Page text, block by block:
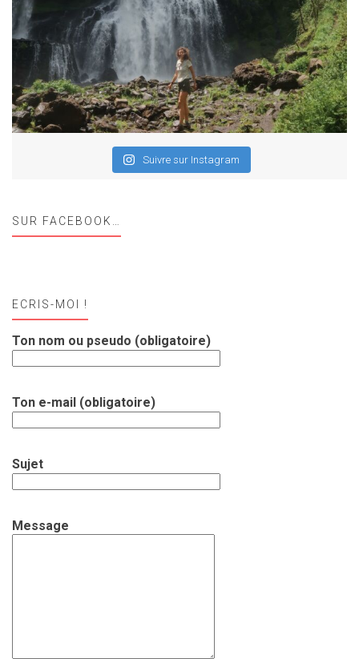
Suivre sur Instagram
SUR FACEBOOK…
ECRIS-MOI !
Ton nom ou pseudo (obligatoire)
Ton e-mail (obligatoire)
Sujet
Message